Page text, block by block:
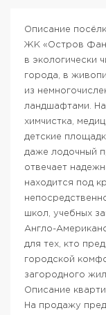
Описание
ЖК «Остров
в экологически
города, в
из
ландшафтами. На
химчистка,
детские
даже лодочный
отвечает
находится под
школ, учебных
Англо-
для тех, кто
городской
загородного
Описание
На продажу